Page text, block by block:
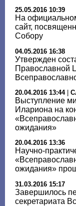
25.05.2016 10:39
На
сайт,
Собору
04.05.2016 16:38
Утвержден
Православной
20.04.2016 13:44|
Выступление
Илариона на
ожидания»
20.04.2016 13:36
Научно-
ожидания»
31.03.2016 15:17
Завершилось
секретариата